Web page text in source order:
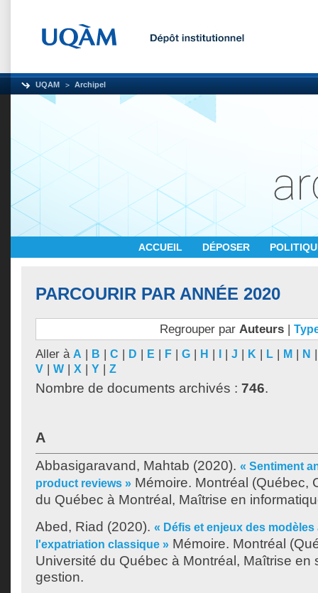
UQAM Archipel
ACCUEIL DÉPOSER
PARCOURIR PAR ANNÉE 2020
Regrouper par Auteurs|
Aller à A | B | C | D | E | F | G | H | | J | K | L | M | N
V | W | X | Y | Z
Nombre de documents archivés : 746.
A
Abbasigaravand, Mahtab (2020). « Sentiment
product reviews » Mémoire. Montréal (Québec,
du Québec à Montréal, Maîtrise en
Abed, Riad (2020). « Défis et enjeux des modèles
l'expatriation classique » Mémoire. Montréal
Université du Québec à Montréal, Maîtrise en
gestion.